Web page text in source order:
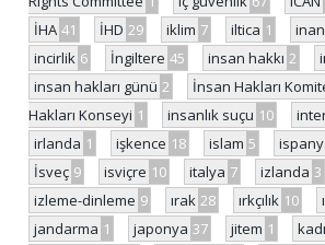
İHA 41 İHD 29 iklim 7 iltica 1
incirlik 6 İngiltere 45 insan hakkı 2
insan hakları günü 2 İnsan Hakları
Hakları Konseyi 1 insanlık suçu 10
irlanda 1 işkence 18 islam 5
İsveç 9 isviçre 10 italya 7 izlanda 3
izleme-dinleme 9 ırak 28 ırkçılık 10
jandarma 1 japonya 37 jitem 1